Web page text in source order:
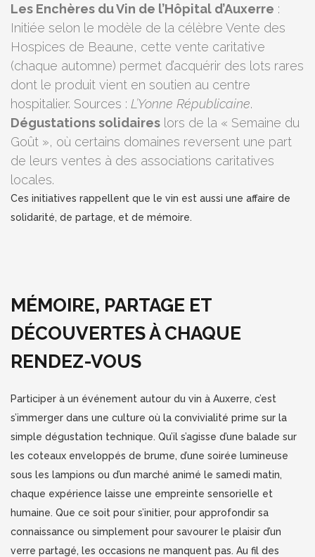
Les Enchères du Vin de l’Hôpital d’Auxerre :
Initiée selon le modèle de la célèbre Vente des
Hospices de Beaune, cette vente caritative
(chaque automne) permet d’acquérir des lots rares
dont le produit vient en soutien au centre
hospitalier. Sources : L’Yonne Républicaine.
Dégustations solidaires lors de la « Semaine du
Goût », où certains domaines reversent une part
de leurs ventes à des associations caritatives
locales.
Ces initiatives rappellent que le vin est aussi une affaire de
solidarité, de partage, et de mémoire.
MÉMOIRE, PARTAGE ET
DÉCOUVERTES À CHAQUE
RENDEZ-VOUS
Participer à un événement autour du vin à Auxerre, c’est
s’immerger dans une culture où la convivialité prime sur la
simple dégustation technique. Qu’il s’agisse d’une balade sur
les coteaux enveloppés de brume, d’une soirée lumineuse
sous les lampions ou d’un marché animé le samedi matin,
chaque expérience laisse une empreinte sensorielle et
humaine. Que ce soit pour s’initier, pour approfondir sa
connaissance ou simplement pour savourer le plaisir d’un
verre partagé, les occasions ne manquent pas. Au fil des